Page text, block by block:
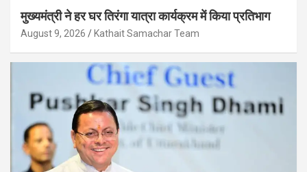
मुख्यमंत्री ने हर घर तिरंगा यात्रा कार्यक्रम में किया प्रतिभाग
August 9, 2026 Kathait Samachar Team